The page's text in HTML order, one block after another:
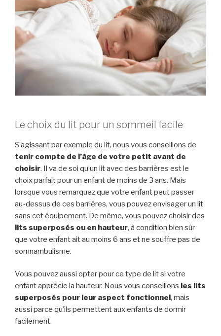
Le choix du lit pour un sommeil facile
S’agissant par exemple du lit, nous vous conseillons de
tenir compte de l’âge de votre petit avant de
choisir. Il va de soi qu’un lit avec des barrières est le
choix parfait pour un enfant de moins de 3 ans. Mais
lorsque vous remarquez que votre enfant peut passer
au-dessus de ces barrières, vous pouvez envisager un lit
sans cet équipement. De même, vous pouvez choisir des
lits superposés ou en hauteur, à condition bien sûr
que votre enfant ait au moins 6 ans et ne souffre pas de
somnambulisme.
Vous pouvez aussi opter pour ce type de lit si votre
enfant apprécie la hauteur. Nous vous conseillons les lits
superposés pour leur aspect fonctionnel , mais
aussi parce qu’ils permettent aux enfants de dormir
facilement.